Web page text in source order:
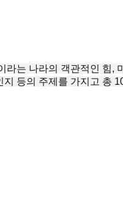
는 나라의 객관적인 힘,
등의 주제를 가지고 총